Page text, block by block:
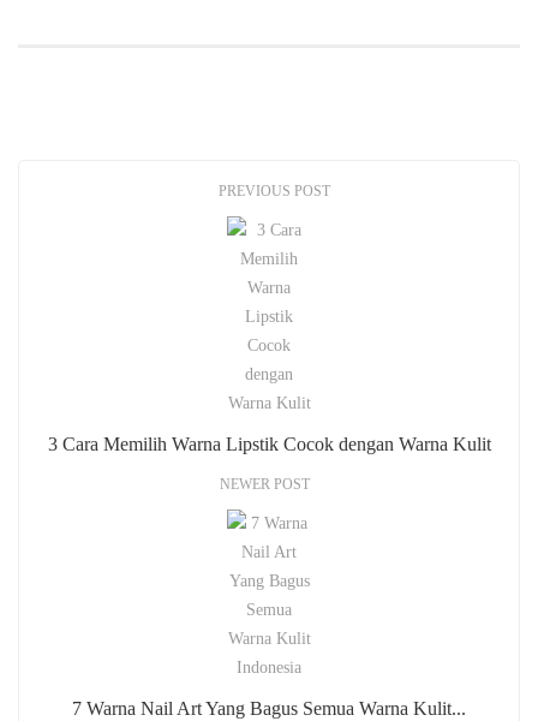
PREVIOUS POST
3 Cara Memilih Warna Lipstik Cocok dengan Warna Kulit
NEWER POST
7 Warna Nail Art Yang Bagus Semua Warna Kulit...